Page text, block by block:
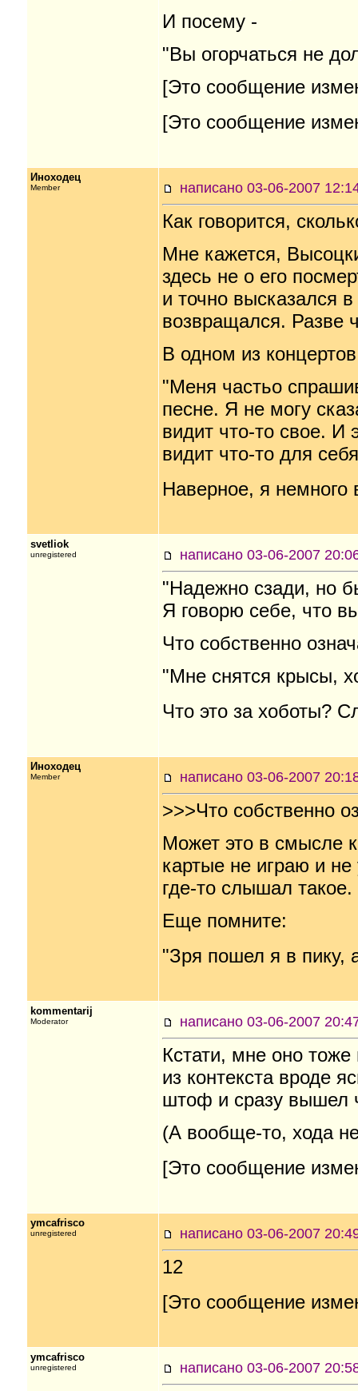
И посему -
"Вы огорчаться не
[Это сообщение
[Это сообщение
Иноходец
Member написано 03-06-2007
Как говорится,
Мне кажется,
здесь не о его
и точно высказался
возвращался. Разве
В одном из
"Меня частьо
песне. Я не могу
видит что-то свое. И
видит что-то для
Наверное, я
svetliok
unregistered написано 03-06-
"Надежно сзади, но
Я говорю себе, что
Что собственно
"Мне снятся крысы,
Что это за хоботы?
Иноходец
Member написано 03-06-2007
>>>Что собственно
Может это в смысле
картые не играю и не
где-то слышал такое.
Еще помните:
"Зря пошел я в пику,
kommentarij
Moderator написано 03-06-2007
Кстати, мне оно
из контекста вроде
штоф и сразу вышел
(А вообще-то, хода
[Это сообщение
ymcafrisco
unregistered написано 03-06-
12
[Это сообщение
ymcafrisco
unregistered написано 03-06-